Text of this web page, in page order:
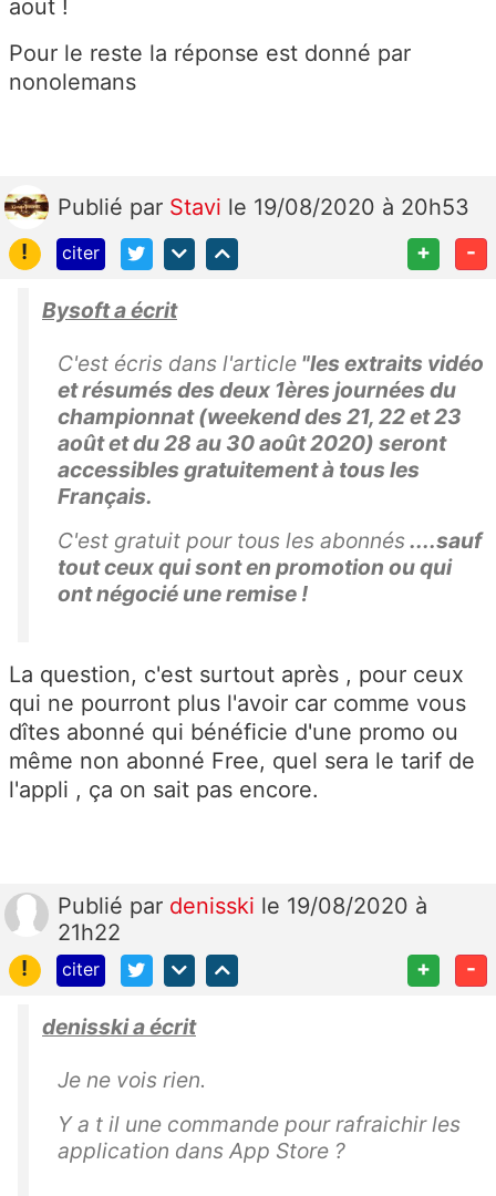
aout !
Pour le reste la réponse est donné par
nonolemans
Publié par Stavi le 19/08/2020 à 20h53
!
citer + -
Bysoft a écrit
C'est écris dans l'article "les extraits vidéo
et résumés des deux 1ères journées du
championnat (weekend des 21, 22 et 23
août et du 28 au 30 août 2020) seront
accessibles gratuitement à tous les
Français.
C'est gratuit pour tous les abonnés....sauf
tout ceux qui sont en promotion ou qui
ont négocié une remise !
La question, c'est surtout après , pour ceux
qui ne pourront plus l'avoir car comme vous
dîtes abonné qui bénéficie d'une promo ou
même non abonné Free, quel sera le tarif de
l'appli , ça on sait pas encore.
Publié par denisski le 19/08/2020 à
21h22
!
citer + -
denisski a écrit
Je ne vois rien.
Y a t il une commande pour rafraichir les
application dans App Store ?